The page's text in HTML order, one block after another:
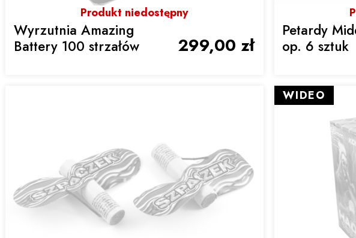
Produkt niedostępny
Wyrzutnia Amazing
Battery 100 strzałów
299,00 zł
Petardy
op. 6 sztuk
WIDEO